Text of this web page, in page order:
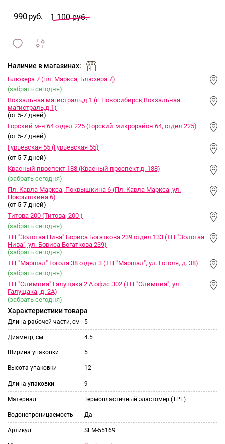
990 руб. 1 100 руб.
и
Наличие в магазинах:
Блюхера 7 (пл. Маркса, Блюхера 7)
(забрать сегодня)
Вокзальная магистраль,д.1 (г. Новосибирск,Вокзальная
магистраль,д.1)
(от 5-7 дней)
Горский м-н 64 отдел 225 (Горский микрорайон 64, отдел 225)
(от 5-7 дней)
Гурьевская 55 (Гурьевская 55)
(от 5-7 дней)
Красный проспект 188 (Красный проспект д. 188)
(забрать сегодня)
Пл. Карла Маркса, Покрышкина 6 (Пл. Карла Маркса, ул.
Покрышкина 6)
(от 5-7 дней)
Титова 200 (Титова, 200 )
(забрать сегодня)
ТЦ "Золотая Нива" Бориса Богаткова 239 отдел 133 (ТЦ "Золотая
Нива", ул. Бориса Богаткова 239)
(забрать сегодня)
ТЦ "Маршал" Гоголя 38 отдел 3 (ТЦ "Маршал", ул. Гоголя, д. 38)
(забрать сегодня)
ТЦ "Олимпия" Галущака 2 А офис 302 (ТЦ "Олимпия", ул.
Галущака, д. 2А)
(забрать сегодня)
Характеристики товара
Длина рабочей части, см 5
Диаметр, см 4.5
Ширина упаковки 5
Высота упаковки 12
Длина упаковки 9
Материал Термопластичный эластомер (TPE)
Водонепроницаемость Да
Артикул SEM-55169